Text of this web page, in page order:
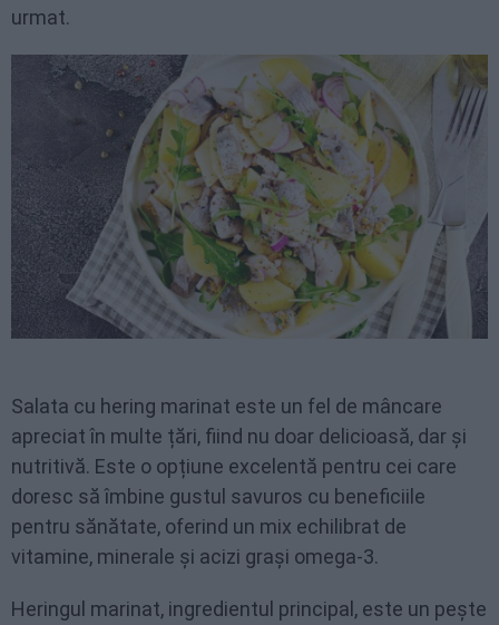
urmat.
Salata cu hering marinat este un fel de mâncare
apreciat în multe țări, fiind nu doar delicioasă, dar și
nutritivă. Este o opțiune excelentă pentru cei care
doresc să îmbine gustul savuros cu beneficiile
pentru sănătate, oferind un mix echilibrat de
vitamine, minerale și acizi grași omega-3.
Heringul marinat, ingredientul principal, este un pește